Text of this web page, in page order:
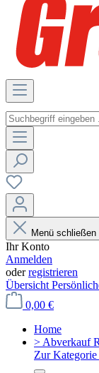
Menü schließen
Ihr Konto
Anmelden
oderregistrieren
Übersicht
0,00 €
Home
> Abverkauf
Zur